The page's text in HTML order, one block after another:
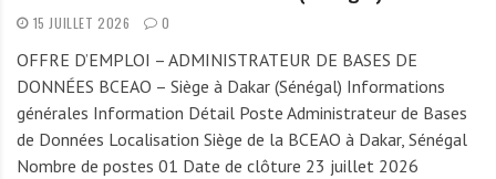
15 JUILLET 2026 0
OFFRE D’EMPLOI – ADMINISTRATEUR DE BASES DE
DONNÉES BCEAO – Siège à Dakar (Sénégal) Informations
générales Information Détail Poste Administrateur de Bases
de Données Localisation Siège de la BCEAO à Dakar, Sénégal
Nombre de postes 01 Date de clôture 23 juillet 2026